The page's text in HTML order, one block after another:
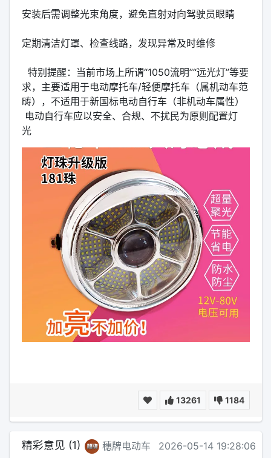
安装后需‌调整光束角度‌，避免直射对向驾驶员眼睛‌‌
定期清洁灯罩、检查线路，发现异常及时维修‌‌
特别提醒：当前市场上所谓“1050流明”“远光灯”等要
求，主要适用于‌电动摩托车/轻便摩托车‌（属机动车范
畴），‌不适用于新国标电动自行车‌（非机动车属性）‌‌
电动自行车应以‌安全、合规、不扰民‌为原则配置灯
光
13261 1184
精彩意见 (1) 穗牌电动车 2026-05-14 19:28:06